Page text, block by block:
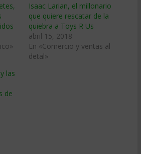
Isaac Larian, el millonario
que quiere rescatar de la
quiebra a Toys R Us
abril 15, 2018
En «Comercio y ventas al
detal»
las
de